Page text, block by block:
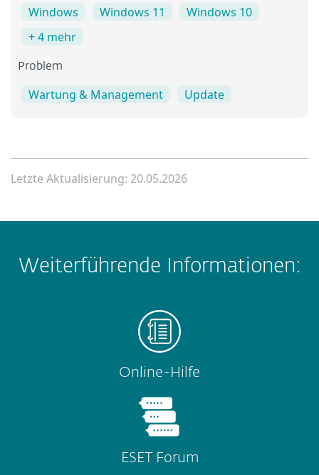
Windows Windows 11
Windows 10
+ 4 mehr
Problem
Wartung & Management Update
Letzte Aktualisierung: 20.05.2026
Weiterführende Informationen:
Online-Hilfe
ESET Forum